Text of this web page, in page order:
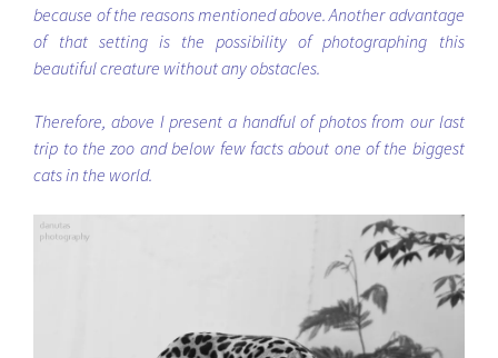
because of the reasons mentioned above. Another advantage
of that setting is the possibility of photographing this
beautiful creature without any obstacles.
Therefore, above I present a handful of photos from our last
trip to the zoo and below few facts about one of the biggest
cats in the world.